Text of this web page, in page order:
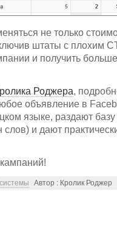
не только
штаты с плохим
и получить
Роджера,
объявление в
языке, раздают
и дают
Автор : Кролик Роджер